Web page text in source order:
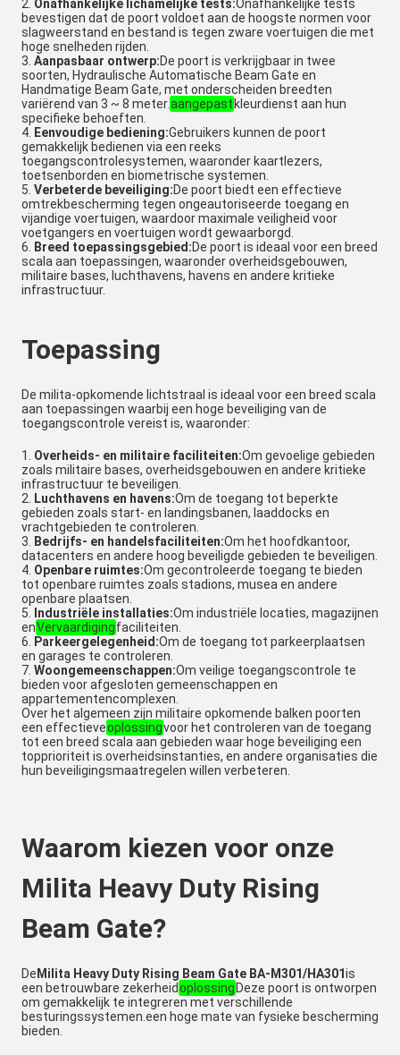
Onafhankelijke lichamelijke tests:Onafhankelijke tests
bevestigen dat de poort voldoet aan de hoogste normen voor
slagweerstand en bestand is tegen zware voertuigen die met
hoge snelheden rijden.
Aanpasbaar ontwerp:De poort is verkrijgbaar in twee
soorten, Hydraulische Automatische Beam Gate en
Handmatige Beam Gate, met onderscheiden breedten
variërend van 3 ~ 8 meter.aangepast kleurdienst aan hun
specifieke behoeften.
Eenvoudige bediening:Gebruikers kunnen de poort
gemakkelijk bedienen via een reeks
toegangscontrolesystemen, waaronder kaartlezers,
toetsenborden en biometrische systemen.
Verbeterde beveiliging:De poort biedt een effectieve
omtrekbescherming tegen ongeautoriseerde toegang en
vijandige voertuigen, waardoor maximale veiligheid voor
voetgangers en voertuigen wordt gewaarborgd.
Breed toepassingsgebied:De poort is ideaal voor een breed
scala aan toepassingen, waaronder overheidsgebouwen,
militaire bases, luchthavens, havens en andere kritieke
infrastructuur.
Toepassing
De milita-opkomende lichtstraal is ideaal voor een breed scala
aan toepassingen waarbij een hoge beveiliging van de
toegangscontrole vereist is, waaronder:
Overheids- en militaire faciliteiten:Om gevoelige gebieden
zoals militaire bases, overheidsgebouwen en andere kritieke
infrastructuur te beveiligen.
Luchthavens en havens:Om de toegang tot beperkte
gebieden zoals start- en landingsbanen, laaddocks en
vrachtgebieden te controleren.
Bedrijfs- en handelsfaciliteiten:Om het hoofdkantoor,
datacenters en andere hoog beveiligde gebieden te beveiligen.
Openbare ruimtes:Om gecontroleerde toegang te bieden
tot openbare ruimtes zoals stadions, musea en andere
openbare plaatsen.
Industriële installaties:Om industriële locaties, magazijnen
enVervaardigingfaciliteiten.
Parkeergelegenheid:Om de toegang tot parkeerplaatsen
en garages te controleren.
Woongemeenschappen:Om veilige toegangscontrole te
bieden voor afgesloten gemeenschappen en
appartementencomplexen.
Over het algemeen zijn militaire opkomende balken poorten
een effectieveoplossingvoor het controleren van de toegang
tot een breed scala aan gebieden waar hoge beveiliging een
topprioriteit is.overheidsinstanties, en andere organisaties die
hun beveiligingsmaatregelen willen verbeteren.
Waarom kiezen voor onze
Milita Heavy Duty Rising
Beam Gate?
De Milita Heavy Duty Rising Beam Gate BA-M301/HA301is
een betrouwbare zekerheidoplossing Deze poort is ontworpen
om gemakkelijk te integreren met verschillende
besturingssystemen.een hoge mate van fysieke bescherming
bieden.